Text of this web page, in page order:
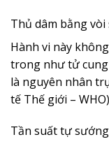
Thủ dâm bằng vòi
Hành vi này
trong như tử
là nguyên nhân
tế Thế giới –
Tần suất tự